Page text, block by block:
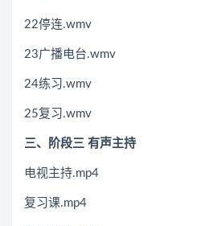
22停连.wmv
23广播电台.wmv
24练习.wmv
25复习.wmv
三、阶段三 有声主持
电视主持.mp4
复习课.mp4